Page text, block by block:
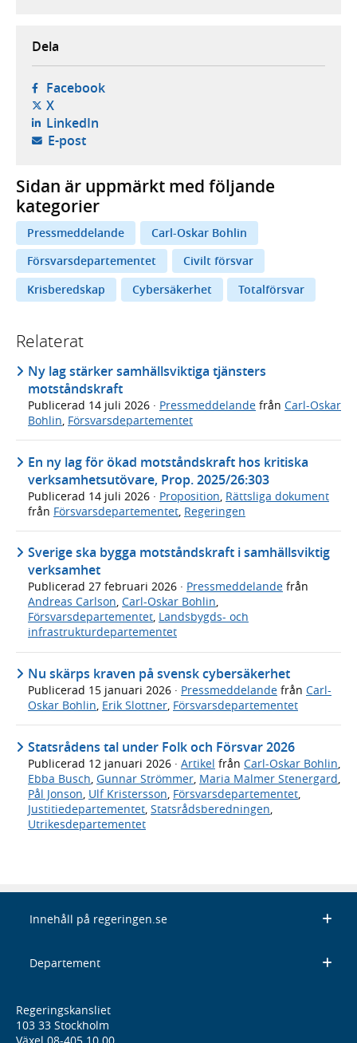
Dela
Facebook- öppnas i ny flik, extern webbplats,
X- öppnas i ny flik, extern webbplats,
LinkedIn- öppnas i ny flik, extern webbplats,
E-post- öppnar din e-postklient,
Sidan är uppmärkt med följande
kategorier
Pressmeddelande
Carl-Oskar Bohlin
Försvarsdepartementet
Civilt försvar
Krisberedskap
Cybersäkerhet Totalförsvar
Relaterat
Ny lag stärker samhällsviktiga tjänsters
motståndskraft
Publicerad 14 juli 2026 · Pressmeddelande från Carl-Oskar
Bohlin, Försvarsdepartementet
En ny lag för ökad motståndskraft hos kritiska
verksamhetsutövare, Prop. 2025/26:303
Publicerad 14 juli 2026 · Proposition Rättsliga dokument
från Försvarsdepartementet Regeringen
Sverige ska bygga motståndskraft i samhällsviktig
verksamhet
Publicerad 27 februari 2026 · Pressmeddelande från
Andreas Carlson, Carl-Oskar Bohlin,
Försvarsdepartementet, Landsbygds- och
infrastrukturdepartementet
Nu skärps kraven på svensk cybersäkerhet
Publicerad 15 januari 2026 · Pressmeddelande från Carl-
Oskar Bohlin, Erik Slottner, Försvarsdepartementet
Statsrådens tal under Folk och Försvar 2026
Publicerad 12 januari 2026 · Artikel från Carl-Oskar Bohlin
Ebba Busch Gunnar Strömmer Maria Malmer Stenergard
Pål Jonson Ulf Kristersson Försvarsdepartementet
Justitiedepartementet Statsrådsberedningen
Utrikesdepartementet
Innehåll på regeringen.se
Departement
Regeringskansliet
103 33 Stockholm